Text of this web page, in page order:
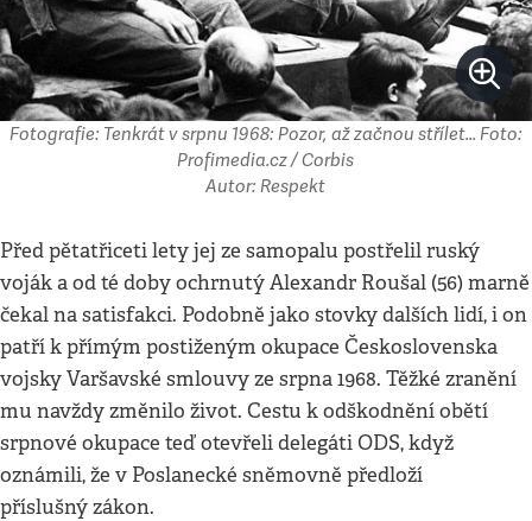
Fotografie: Tenkrát v srpnu 1968: Pozor, až začnou střílet... Foto:
Profimedia.cz / Corbis
Autor: Respekt
Před pětatřiceti lety jej ze samopalu postřelil ruský
voják a od té doby ochrnutý Alexandr Roušal (56) marně
čekal na satisfakci. Podobně jako stovky dalších lidí, i on
patří k přímým postiženým okupace Československa
vojsky Varšavské smlouvy ze srpna 1968. Těžké zranění
mu navždy změnilo život. Cestu k odškodnění obětí
srpnové okupace teď otevřeli delegáti ODS, když
oznámili, že v Poslanecké sněmovně předloží
příslušný zákon.